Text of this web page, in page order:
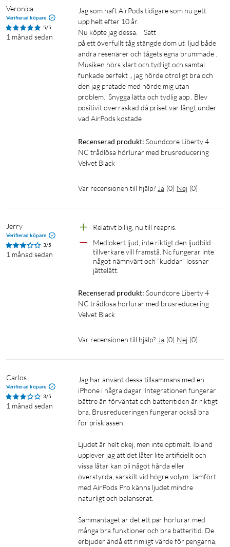
multi-point anslutning med Bluetooth 5.3.
IPX4 Vattentålig
Låt inte ett plötsligt regn eller ett olyckligt spill förstöra din
pendling. Liberty 4 NC kommer med IPX4 vattentålighet för
att ge dig trygghet under dina resor.
6-Mikrofon AI klara samtal
Var inte den personen som skriker över telefonen. 6
röst samtidigt som bakgrundsljud minskas, så att du kan prata
i telefon utan att hela bilen hör.
Brusreducering: Adaptive ANC
Speltid: Upp till 10 timmar
Batteritid: Upp till 50 timmar
Snabbladdning: 10 minuter = 4 timmar
Bluetooth: BT 5.3
Samtal: 6 mikrofoner med AI algoritm
USB kabel
Veronica
Verifierad köpare
5/5
1 månad sedan
Jag som haft AirPods tidigare som nu gett
upp helt efter 10 år.
Nu köpte jag dessa.    Satt
på ett överfullt tåg stängde dom ut  ljud både
andra resenärer och tågets egna brummade .
Musiken hörs klart och tydligt och samtal
funkade perfekt ., jag hörde otroligt bra och
den jag pratade med hörde mig utan
problem.  Snygga lätta och tydlig app . Blev
positivit överraskad då priset var långt under
vad AirPods kostade
Recenserad produkt: Soundcore Liberty 4
NC trådlösa hörlurar med brusreducering
Velvet Black
Var recensionen till hjälp? Ja (0) Nej (0)
Jerry
Verifierad köpare
3/5
1 månad sedan
Relativt billig, nu till reapris.
Mediokert ljud, inte riktigt den ljudbild
tillverkare vill framstå. Nc fungerar inte
något nämnvärt och ”kuddar” lossnar
jättelätt.
Recenserad produkt: Soundcore Liberty 4
NC trådlösa hörlurar med brusreducering
Velvet Black
Var recensionen till hjälp? Ja (0) Nej (0)
Carlos
Verifierad köpare
3/5
1 månad sedan
Jag har använt dessa tillsammans med en
iPhone i några dagar. Integrationen fungerar
bättre än förväntat och batteritiden är riktigt
bra. Brusreduceringen fungerar också bra
för prisklassen.
Ljudet är helt okej, men inte optimalt. Ibland
upplever jag att det låter lite artificiellt och
vissa låtar kan bli något hårda eller
överstyrda, särskilt vid högre volym. Jämfört
med AirPods Pro känns ljudet mindre
naturligt och balanserat.
Sammantaget är det ett par hörlurar med
många bra funktioner och bra batteritid. De
erbjuder ändå ett rimligt värde för pengarna,